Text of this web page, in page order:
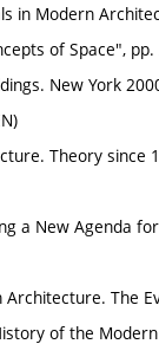
in Modern
of Space", pp.
New York
Theory since
a New Agenda
Architecture. The
of the